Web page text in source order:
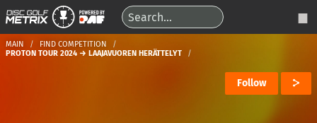
MAIN
FIND COMPETITION
PROTON TOUR 2024 → LAAJAVUOREN HERÄTTELYT
Follow